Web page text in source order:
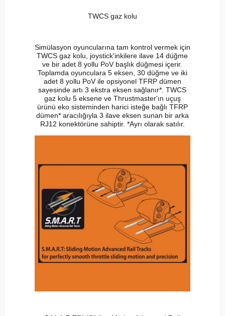
TWCS gaz kolu
Simülasyon oyuncularına tam kontrol vermek için
TWCS gaz kolu, joystick'inkilere ilave 14 düğme
ve bir adet 8 yollu PoV başlık düğmesi içerir.
Toplamda oyunculara 5 eksen, 30 düğme ve iki
adet 8 yollu PoV ile opsiyonel TFRP dümen
sayesinde artı 3 ekstra eksen sağlanır*. TWCS
gaz kolu 5 eksene ve Thrustmaster'ın uçuş
ürünü eko sisteminden harici isteğe bağlı TFRP
dümen* aracılığıyla 3 ilave eksen sunan bir arka
RJ12 konektörüne sahiptir. *Ayrı olarak satılır.